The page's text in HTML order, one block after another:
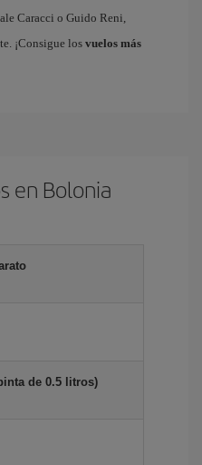
Caracci o Guido Reni,
¡Consigue los vuelos más
en Bolonia
de 0.5 litros)